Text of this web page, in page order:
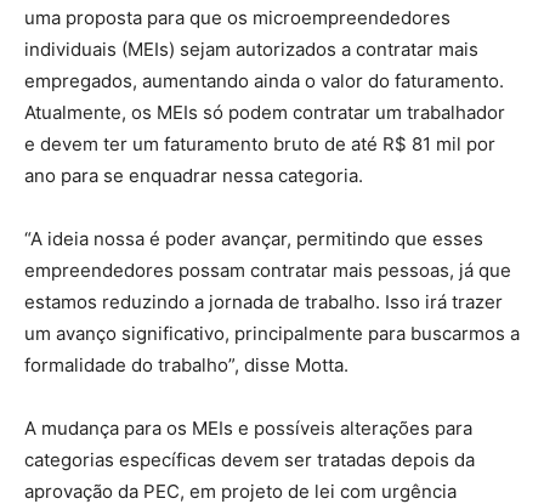
uma proposta para que os microempreendedores
individuais (MEIs) sejam autorizados a contratar mais
empregados, aumentando ainda o valor do faturamento.
Atualmente, os MEIs só podem contratar um trabalhador
e devem ter um faturamento bruto de até R$ 81 mil por
ano para se enquadrar nessa categoria.
“A ideia nossa é poder avançar, permitindo que esses
empreendedores possam contratar mais pessoas, já que
estamos reduzindo a jornada de trabalho. Isso irá trazer
um avanço significativo, principalmente para buscarmos a
formalidade do trabalho”, disse Motta.
A mudança para os MEIs e possíveis alterações para
categorias específicas devem ser tratadas depois da
aprovação da PEC, em projeto de lei com urgência